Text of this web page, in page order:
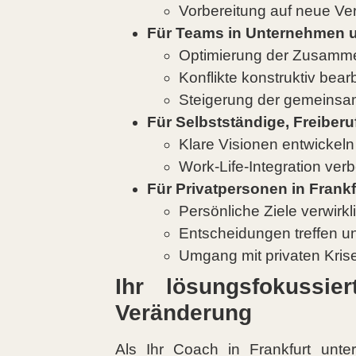
Vorbereitung auf neue
Für Teams in Unternehmen
Optimierung der
Konflikte konstruktiv
Steigerung der
Für Selbstständige,
Klare Visionen
Work-Life-Integration
Für Privatpersonen in
Persönliche Ziele
Entscheidungen treffen
Umgang mit privaten
Ihr
Veränderung
Als Ihr Coach in Frankfurt